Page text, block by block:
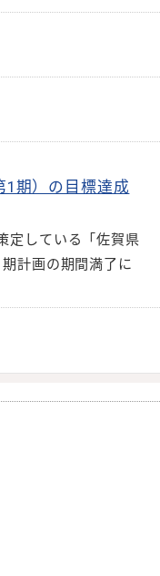
1期）の目標達成
定している「佐賀県
計画の期間満了に